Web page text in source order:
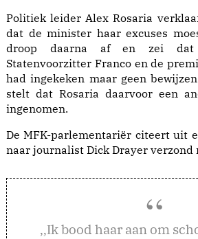
Politiek leider Alex Rosaria
dat de minister haar excuses
droop daarna af en zei
Statenvoorzitter Franco en de
had ingekeken maar geen
stelt dat Rosaria daarvoor een
ingenomen.
De MFK-parlementariër citeert uit
naar journalist Dick Drayer verzond
,,Ik bood haar aan om